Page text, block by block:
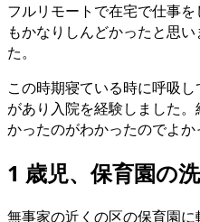
フルリモートで在宅で仕事
もかなりしんどかったと思
た。
この時期寝ている時に呼吸
があり入院を経験しました
かったのがわかったのでよか
1 歳児、保育園の
無事家の近くの区の保育園